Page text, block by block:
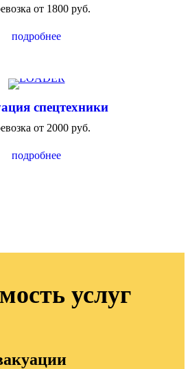
от 1800 руб.
подробнее
спецтехники
от 2000 руб.
подробнее
услуг